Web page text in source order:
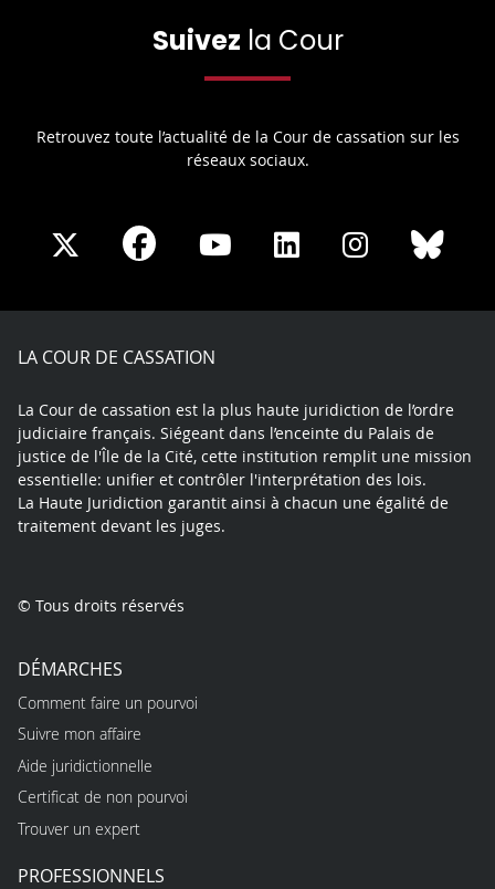
Suivez la Cour
Retrouvez toute l’actualité de la Cour de cassation sur les
réseaux sociaux.
Share
X
Share
Facebook
Share
Youtube
Share
LinkedIn
Share
Instagram
LA COUR DE CASSATION
La Cour de cassation est la plus haute juridiction de l’ordre
judiciaire français. Siégeant dans l’enceinte du Palais de
justice de l'Île de la Cité, cette institution remplit une mission
essentielle: unifier et contrôler l'interprétation des lois.
La Haute Juridiction garantit ainsi à chacun une égalité de
traitement devant les juges.
© Tous droits réservés
DÉMARCHES
Comment faire un pourvoi
Suivre mon affaire
Aide juridictionnelle
Certificat de non pourvoi
Trouver un expert
PROFESSIONNELS